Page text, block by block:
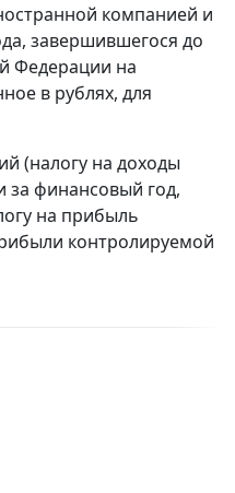
компанией и
завершившегося до
Федерации на
в рублях, для
(налогу на доходы
за финансовый год,
на прибыль
контролируемой